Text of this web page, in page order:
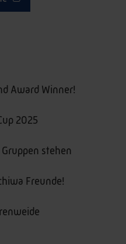
Award Winner!
2025
stehen
Freunde!